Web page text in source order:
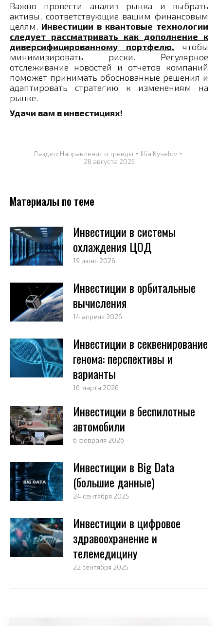
Важно провести анализ рынка и выбрать
активы, соответствующие вашим финансовым
целям. Инвестиции в квантовые технологии
следует рассматривать как дополнение к
диверсифицированному портфелю, чтобы
минимизировать риски. Регулярное
отслеживание новостей и отчетов компаний
поможет принимать обоснованные решения и
адаптировать стратегию к изменениям на
рынке.
Удачи вам в инвестициях!
Раздел: Направления и тренды
Illia Kyselov
28 августа 2025
Материалы по теме
Инвестиции в системы
охлаждения ЦОД
19 июня 2026
Инвестиции в орбитальные
вычисления
14 апреля 2026
Инвестиции в секвенирование
генома: перспективы и
варианты
16 марта 2026
Инвестиции в беспилотные
автомобили
6 февраля 2026
Инвестиции в Big Data
(большие данные)
24 сентября 2025
Инвестиции в цифровое
здравоохранение и
телемедицину
22 сентября 2025